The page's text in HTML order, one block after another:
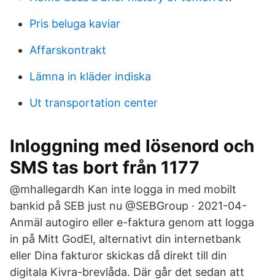
Pris beluga kaviar
Affarskontrakt
Lämna in kläder indiska
Ut transportation center
Inloggning med lösenord och
SMS tas bort från 1177
@mhallegardh Kan inte logga in med mobilt
bankid på SEB just nu @SEBGroup · 2021-04-
Anmäl autogiro eller e-faktura genom att logga
in på Mitt GodEl, alternativt din internetbank
eller Dina fakturor skickas då direkt till din
digitala Kivra-brevlåda. Där går det sedan att